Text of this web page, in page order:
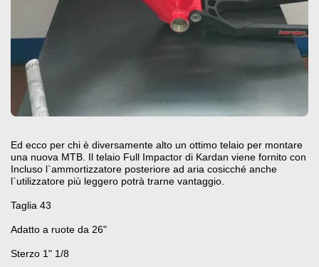
Ed ecco per chi è diversamente alto un ottimo telaio per montare
una nuova MTB. Il telaio Full Impactor di Kardan viene fornito con
Incluso l`ammortizzatore posteriore ad aria cosicché anche
l`utilizzatore più leggero potrà trarne vantaggio.
Taglia 43
Adatto a ruote da 26"
Sterzo 1" 1/8